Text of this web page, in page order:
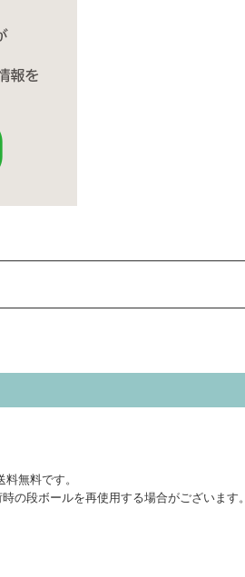
無料です。
の段ボールを再使用する場合がございます。